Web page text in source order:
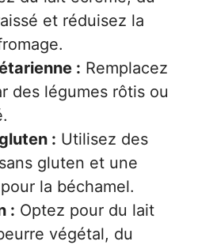
et réduisez la
: Remplacez
des légumes rôtis ou
: Utilisez des
gluten et une
la béchamel.
: Optez pour du lait
végétal, du